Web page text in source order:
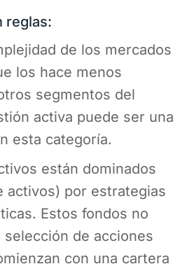
reglas:
de los mercados
los hace menos
segmentos del
activa puede ser una
esta categoría.
están dominados
activos) por estrategias
Estos fondos no
selección de acciones
con una cartera